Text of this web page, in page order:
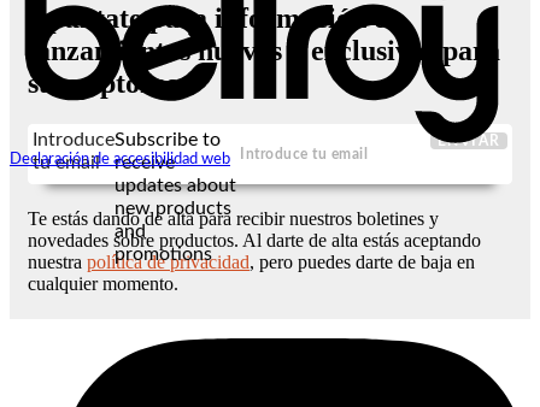
Declaración de accesibilidad web
Apúntate para información de
lanzamientos nuevos y exclusivas para
suscriptores
Introduce
tu email
Subscribe to
receive
updates about
new products
and
promotions
ENVIAR
Te estás dando de alta para recibir nuestros boletines y
novedades sobre productos. Al darte de alta estás aceptando
nuestra política de privacidad, pero puedes darte de baja en
cualquier momento.